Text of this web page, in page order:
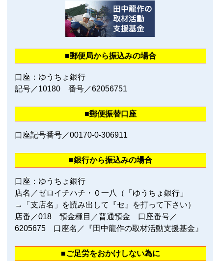
■郵便局から振込みの場合
口座：ゆうちょ銀行
記号／10180 番号／62056751
■郵便振替口座
口座記号番号／00170‐0‐306911
■銀行から振込みの場合
口座：ゆうちょ銀行
店名／ゼロイチハチ・０一八（「ゆうちょ銀行」
→「支店名」を読み出して『セ』を打って下さい）
店番／018 預金種目／普通預金 口座番号／
6205675 口座名／『田中龍作の取材活動支援基金』
■ご足労をおかけしない為に